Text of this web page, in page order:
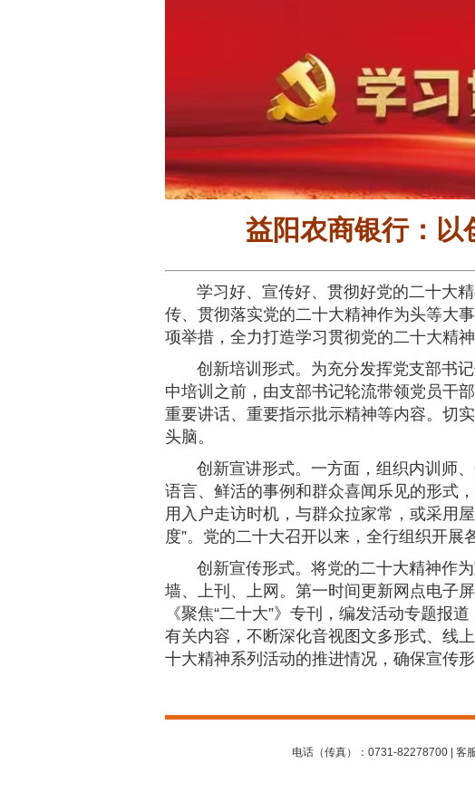
益阳农商银行：以
学习好、宣传好、贯彻好党的二十大
传、贯彻落实党的二十大精神作为头等大
项举措，全力打造学习贯彻党的二十大精神
创新培训形式。为充分发挥党支部书
中培训之前，由支部书记轮流带领党员干
重要讲话、重要指示批示精神等内容。切
头脑。
创新宣讲形式。一方面，组织内训师
语言、鲜活的事例和群众喜闻乐见的形式
用入户走访时机，与群众拉家常，或采用
度”。党的二十大召开以来，全行组织开展
创新宣传形式。将党的二十大精神作
墙、上刊、上网。第一时间更新网点电子
《聚焦“二十大”》专刊，编发活动专题报
有关内容，不断深化音视图文多形式、线
十大精神系列活动的推进情况，确保宣传
电话（传真）：0731-82278700 | 客